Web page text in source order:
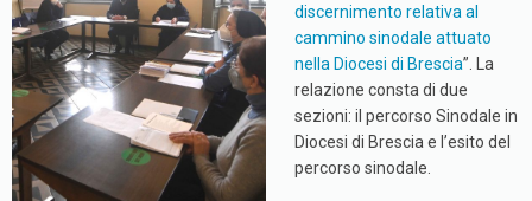
discernimento relativa al
cammino sinodale attuato
nella Diocesi di Brescia”. La
relazione consta di due
sezioni: il percorso Sinodale in
Diocesi di Brescia e l’esito del
percorso sinodale.